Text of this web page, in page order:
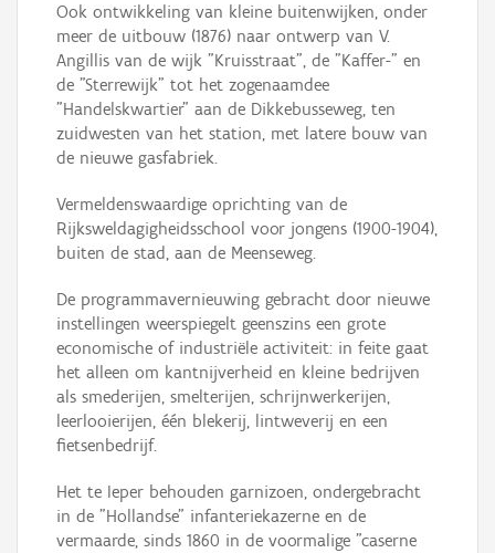
Ook ontwikkeling van kleine buitenwijken, onder
meer de uitbouw (1876) naar ontwerp van V.
Angillis van de wijk "Kruisstraat", de "Kaffer-" en
de "Sterrewijk" tot het zogenaamdee
"Handelskwartier" aan de Dikkebusseweg, ten
zuidwesten van het station, met latere bouw van
de nieuwe gasfabriek.
Vermeldenswaardige oprichting van de
Rijksweldagigheidsschool voor jongens (1900-1904),
buiten de stad, aan de Meenseweg.
De programmavernieuwing gebracht door nieuwe
instellingen weerspiegelt geenszins een grote
economische of industriële activiteit: in feite gaat
het alleen om kantnijverheid en kleine bedrijven
als smederijen, smelterijen, schrijnwerkerijen,
leerlooierijen, één blekerij, lintweverij en een
fietsenbedrijf.
Het te Ieper behouden garnizoen, ondergebracht
in de "Hollandse" infanteriekazerne en de
vermaarde, sinds 1860 in de voormalige "caserne